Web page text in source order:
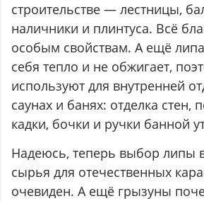
строительстве — лестницы,
наличники и плинтуса. Всё
особым свойствам. А ещё
себя тепло и не обжигает,
используют для внутренней
саунах и банях: отделка стен,
кадки, бочки и ручки банной
Надеюсь, теперь выбор липы
сырья для отечественных
очевиден. А ещё грызуны